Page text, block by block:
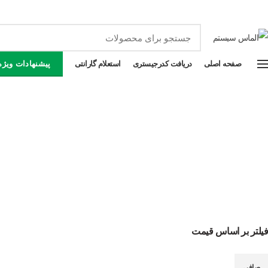
صفحه اصلی دریافت کدرجیستری استعلام گارانتی پیشنهادات
فیلتر بر اساس قیمت